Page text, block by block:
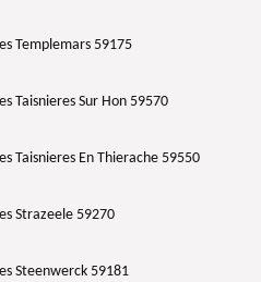
Templemars 59175
Taisnieres Sur Hon 59570
Taisnieres En Thierache 59550
Strazeele 59270
Steenwerck 59181